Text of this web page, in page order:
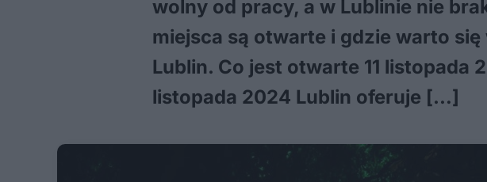
wolny od pracy, a w Lublinie nie
miejsca są otwarte i gdzie warto
Lublin. Co jest otwarte 11 listopada
listopada 2024 Lublin oferuje […]